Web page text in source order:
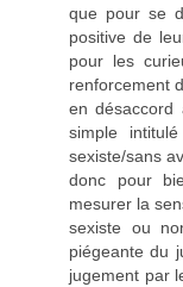
que pour se
positive de
pour les
renforcement
en désaccord
simple
sexiste/sans
donc pour
mesurer la
sexiste ou
piégeante du
jugement par